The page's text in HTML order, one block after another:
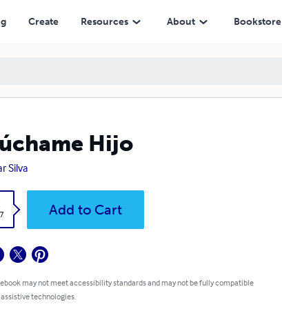
Create Resources About Bookstore
Hijo
Silva
Add to Cart
may not meet accessibility standards and may not be fully compatible
technologies.